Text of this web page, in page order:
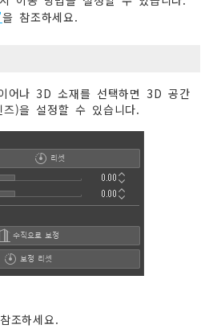
을 참조하세요.
어나 3D 소재를 선택하면 3D 공간
)을 설정할 수 있습니다.
조하세요.